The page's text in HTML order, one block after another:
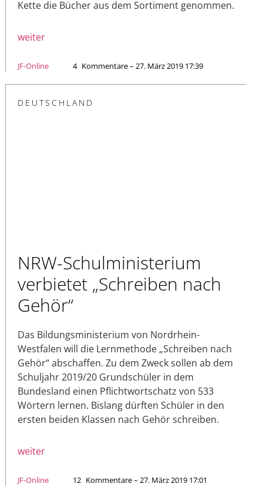
Kette die Bücher aus dem Sortiment genommen.
weiter
JF-Online 4 Kommentare – 27. März 2019 17:39
DEUTSCHLAND
NRW-Schulministerium
verbietet „Schreiben nach
Gehör“
Das Bildungsministerium von Nordrhein-
Westfalen will die Lernmethode „Schreiben nach
Gehör“ abschaffen. Zu dem Zweck sollen ab dem
Schuljahr 2019/20 Grundschüler in dem
Bundesland einen Pflichtwortschatz von 533
Wörtern lernen. Bislang dürften Schüler in den
ersten beiden Klassen nach Gehör schreiben.
weiter
JF-Online 12 Kommentare – 27. März 2019 17:01